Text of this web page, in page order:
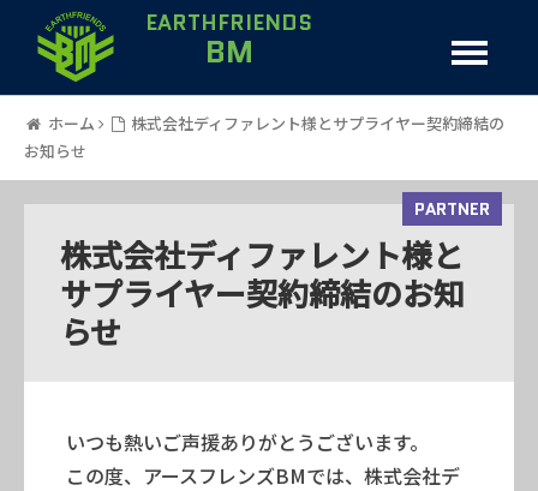
EARTHFRIENDS
BM
ホーム
株式会社ディファレント様とサプライヤー契約締結の
お知らせ
PARTNER
株式会社ディファレント様と
サプライヤー契約締結のお知
らせ
いつも熱いご声援ありがとうございます。
この度、アースフレンズBMでは、株式会社デ